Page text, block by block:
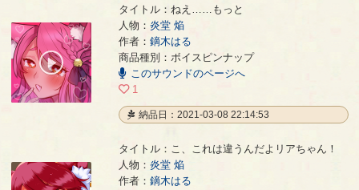
ねえ……もっと - 鏑木はる
タイトル：ねえ……もっと
人物： 炎堂 焔
作者： 鏑木はる
商品種別：ボイスピンナップ
このサウンドのページへ
1
納品日：2021-03-08 22:14:53
こ、これは違うんだよリアちゃん！
タイトル：こ、これは違うんだよリアちゃん！
人物： 炎堂 焔
作者： 鏑木はる